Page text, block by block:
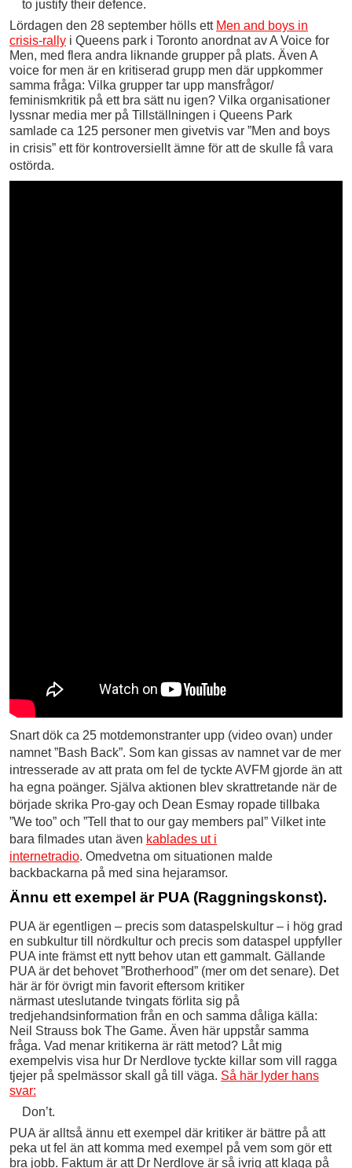
to justify their defence.
Lördagen den 28 september hölls ett Men and boys in
crisis-rally i Queens park i Toronto anordnat av A Voice for
Men, med flera andra liknande grupper på plats. Även A
voice for men är en kritiserad grupp men där uppkommer
samma fråga: Vilka grupper tar upp mansfrågor/
feminismkritik på ett bra sätt nu igen? Vilka organisationer
lyssnar media mer på Tillställningen i Queens Park
samlade ca 125 personer men givetvis var ”Men and boys
in crisis” ett för kontroversiellt ämne för att de skulle få vara
ostörda.
Snart dök ca 25 motdemonstranter upp (video ovan) under
namnet ”Bash Back”. Som kan gissas av namnet var de mer
intresserade av att prata om fel de tyckte AVFM gjorde än att
ha egna poänger. Själva aktionen blev skrattretande när de
började skrika Pro-gay och Dean Esmay ropade tillbaka
”We too” och ”Tell that to our gay members pal” Vilket inte
bara filmades utan även kablades ut i
internetradio. Omedvetna om situationen malde
backbackarna på med sina hejaramsor.
Ännu ett exempel är PUA (Raggningskonst).
PUA är egentligen – precis som dataspelskultur – i hög grad
en subkultur till nördkultur och precis som dataspel uppfyller
PUA inte främst ett nytt behov utan ett gammalt. Gällande
PUA är det behovet ”Brotherhood” (mer om det senare). Det
här är för övrigt min favorit eftersom kritiker
närmast uteslutande tvingats förlita sig på
tredjehandsinformation från en och samma dåliga källa:
Neil Strauss bok The Game. Även här uppstår samma
fråga. Vad menar kritikerna är rätt metod? Låt mig
exempelvis visa hur Dr Nerdlove tyckte killar som vill ragga
tjejer på spelmässor skall gå till väga. Så här lyder hans
svar:
Don’t.
PUA är alltså ännu ett exempel där kritiker är bättre på att
peka ut fel än att komma med exempel på vem som gör ett
bra jobb. Faktum är att Dr Nerdlove är så ivrig att klaga på